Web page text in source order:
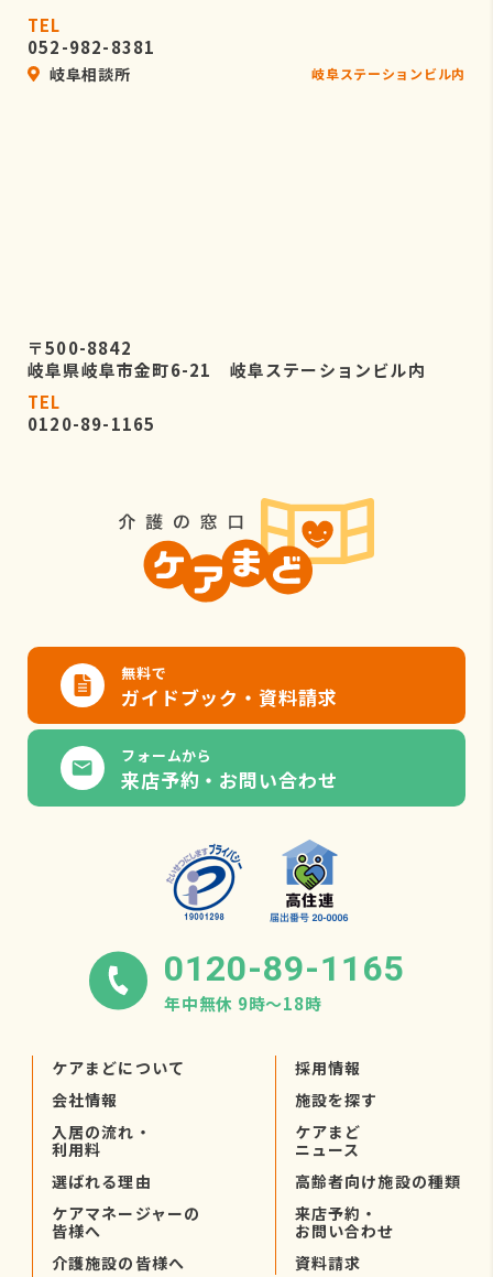
TEL
052-982-8381
岐阜相談所 岐阜ステーションビル内
〒500-8842
岐阜県岐阜市金町6-21 岐阜ステーションビル内
TEL
0120-89-1165
無料で
ガイドブック・資料請求
フォームから
来店予約・お問い合わせ
0120-89-1165
年中無休 9時〜18時
ケアまどについて
会社情報
入居の流れ・
利用料
選ばれる理由
ケアマネージャーの
皆様へ
介護施設の皆様へ
採用情報
施設を探す
ケアまど
ニュース
高齢者向け施設の種類
来店予約・
お問い合わせ
資料請求